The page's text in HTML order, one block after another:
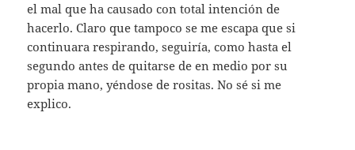
el mal que ha causado con total intención de
hacerlo. Claro que tampoco se me escapa que si
continuara respirando, seguiría, como hasta el
segundo antes de quitarse de en medio por su
propia mano, yéndose de rositas. No sé si me
explico.